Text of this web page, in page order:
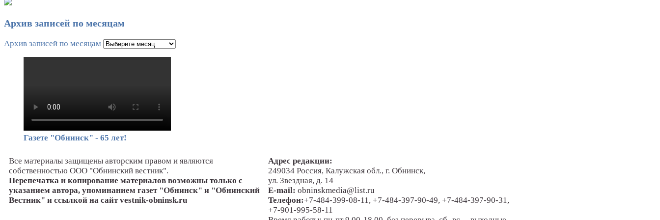
Архив записей по месяцам
Архив записей по месяцам
Газете "Обнинск" - 65 лет!
Все материалы защищены авторским правом и являются
собственностью ООО "Обнинский вестник".
Перепечатка и копирование материалов возможны только с
указанием автора, упоминанием газет "Обнинск" и "Обнинский
Вестник" и ссылкой на сайт vestnik-obninsk.ru
Адрес редакции:
249034 Россия, Калужская обл., г. Обнинск,
ул. Звездная, д. 14
E-mail: obninskmedia@list.ru
Телефон:+7-484-399-08-11, +7-484-397-90-49, +7-484-397-90-31,
+7-901-995-58-11